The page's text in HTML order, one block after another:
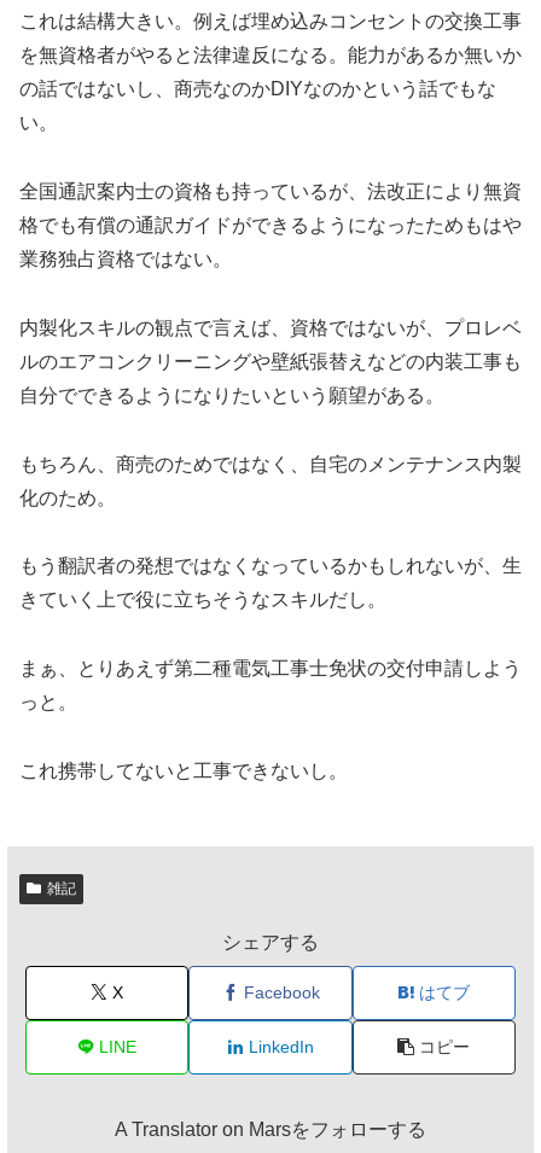
これは結構大きい。例えば埋め込みコンセントの交換工事
を無資格者がやると法律違反になる。能力があるか無いか
の話ではないし、商売なのかDIYなのかという話でもな
い。
全国通訳案内士の資格も持っているが、法改正により無資
格でも有償の通訳ガイドができるようになったためもはや
業務独占資格ではない。
内製化スキルの観点で言えば、資格ではないが、プロレベ
ルのエアコンクリーニングや壁紙張替えなどの内装工事も
自分でできるようになりたいという願望がある。
もちろん、商売のためではなく、自宅のメンテナンス内製
化のため。
もう翻訳者の発想ではなくなっているかもしれないが、生
きていく上で役に立ちそうなスキルだし。
まぁ、とりあえず第二種電気工事士免状の交付申請しよう
っと。
これ携帯してないと工事できないし。
雑記
シェアする
X Facebook はてブ
LINE LinkedIn コピー
A Translator on Marsをフォローする